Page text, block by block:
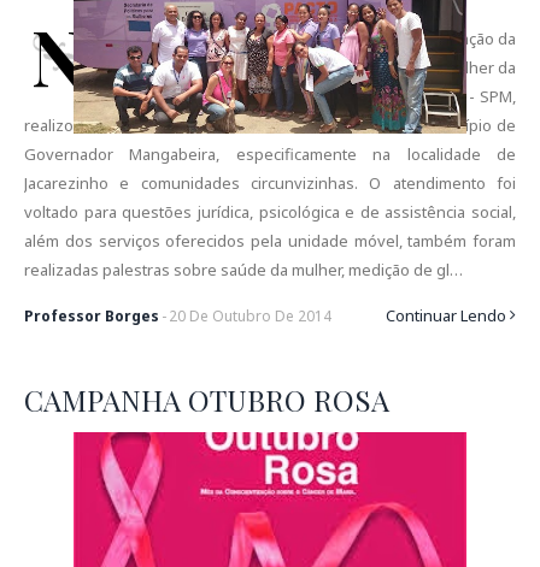
N
a última sexta-feira (17/10) através de uma articulação da
SEPROMI, a Unidade Móvel de atendimento a mulher da
Secretaria Estadual de Políticas para as Mulheres - SPM,
realizou uma série de atendimentos as mulheres no município de
Governador Mangabeira, especificamente na localidade de
Jacarezinho e comunidades circunvizinhas. O atendimento foi
voltado para questões jurídica, psicológica e de assistência social,
além dos serviços oferecidos pela unidade móvel, também foram
realizadas palestras sobre saúde da mulher, medição de gl…
Professor Borges -20 De Outubro De 2014 Continuar Lendo
CAMPANHA OTUBRO ROSA